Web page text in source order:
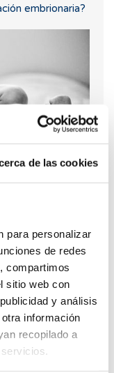
de las cookies
para personalizar
de redes
compartimos
sitio web con
y análisis
información
recopilado a
embrionaria?
mi bebé?